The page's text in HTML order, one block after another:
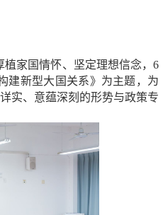
家国情怀、坚定理想信念，6
建新型大国关系》为主题，为
实、意蕴深刻的形势与政策专